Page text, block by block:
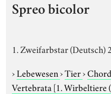
Spreo bicolor
1. Zweifarbstar (Deutsch)
›Lebewesen›Tier›
Vertebrata [1. Wirbeltiere